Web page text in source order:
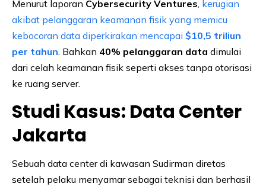
Menurut laporan Cybersecurity Ventures, kerugian
akibat pelanggaran keamanan fisik yang memicu
kebocoran data diperkirakan mencapai $10,5 triliun
per tahun. Bahkan 40% pelanggaran data dimulai
dari celah keamanan fisik seperti akses tanpa otorisasi
ke ruang server.
Studi Kasus: Data Center
Jakarta
Sebuah data center di kawasan Sudirman diretas
setelah pelaku menyamar sebagai teknisi dan berhasil